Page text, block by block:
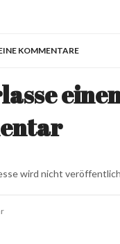
KOMMENTARE
wird nicht